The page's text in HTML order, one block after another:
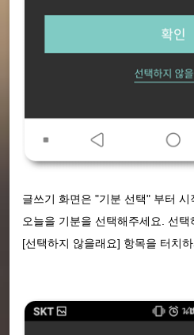
글쓰기 화면은 "기분 선택" 부터
오늘을 기분을 선택해주세요. 선
[선택하지 않을래요] 항목을 터치